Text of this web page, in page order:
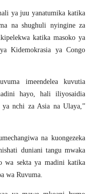
ya juu yanatumika katika
na shughuli nyingine za
katika masoko ya
Kidemokrasia ya Congo
imeendelea kuvutia
hayo, hali iliyosaidia
ya nchi za Asia na Ulaya,”
na kuongezeka
duniani tangu mwaka
wa sekta ya madini katika
wa Ruvuma.